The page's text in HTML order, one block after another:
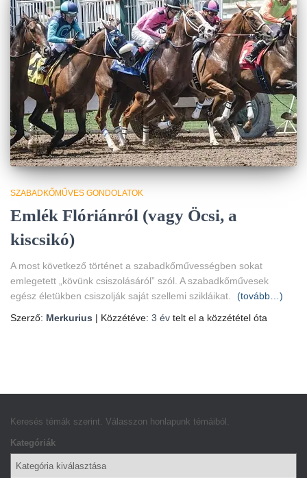
SZABADKŐMŰVES GONDOLATOK
Emlék Flóriánról (vagy Öcsi, a
kiscsikó)
A most következő történet a szabadkőművességben sokat
emlegetett „kövünk csiszolásáról” szól. A szabadkőművesek
egész életükben csiszolják saját szellemi szikláikat.
(tovább…)
Szerző: Merkurius | Közzétéve: 3 év telt el a közzététel óta
Keresés témák szerint. Válasszon honlapunk témáiból.
Kategóriák